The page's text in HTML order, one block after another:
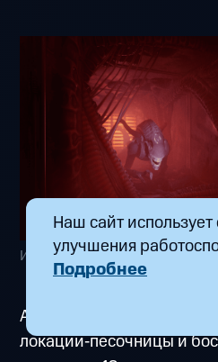
Наш сайт
улучшения
Подробнее
Изображение с сайта:
А вот если вы ждёте
локации‑песочницы и